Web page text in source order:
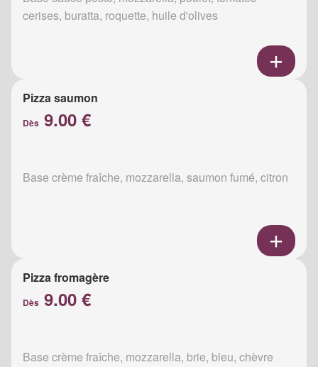
cerises, buratta, roquette, huile d'olives
Pizza saumon
Dès 9.00 €
Base crème fraîche, mozzarella, saumon fumé, citron
Pizza fromagère
Dès 9.00 €
Base crème fraîche, mozzarella, brie, bleu, chèvre